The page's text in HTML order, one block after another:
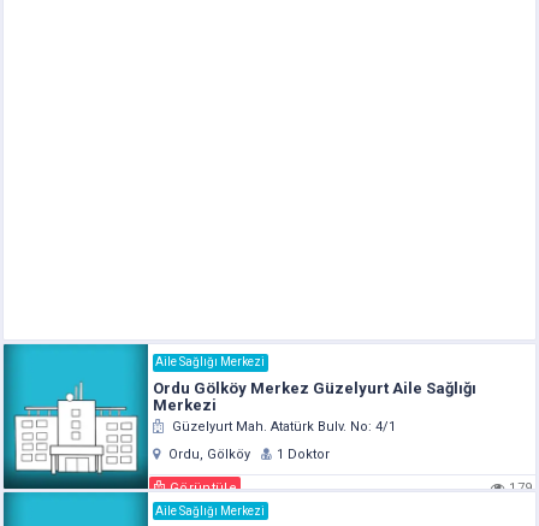
Aile Sağlığı Merkezi
Ordu Gölköy Merkez Güzelyurt Aile Sağlığı
Merkezi
Güzelyurt Mah. Atatürk Bulv. No: 4/1
Ordu, Gölköy
1 Doktor
Görüntüle 179
Aile Sağlığı Merkezi